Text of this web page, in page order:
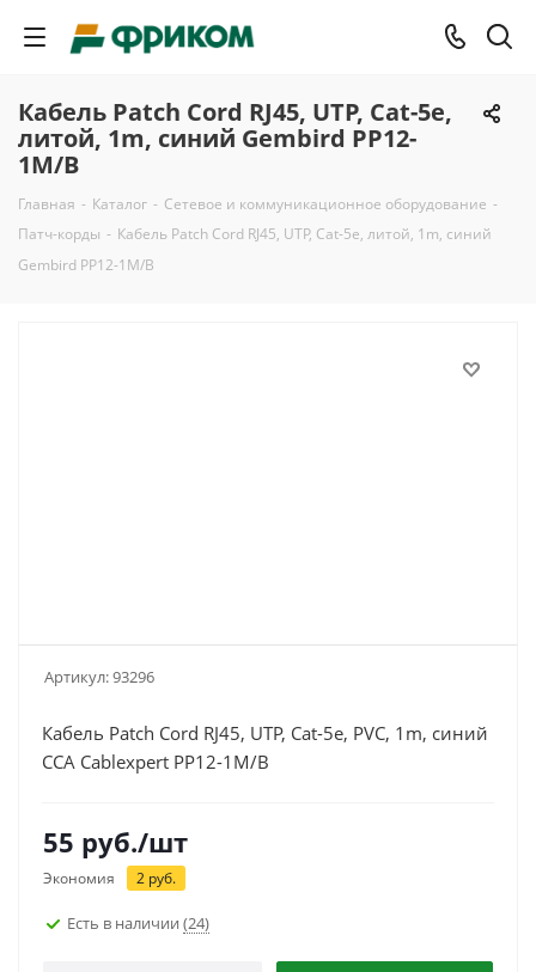
Кабель Patch Cord RJ45, UTP, Cat-5e,
литой, 1m, синий Gembird PP12-
1M/B
Главная - Каталог - Сетевое и коммуникационное оборудование -
Патч-корды - Кабель Patch Cord RJ45, UTP, Cat-5e, литой, 1m, синий
Gembird PP12-1M/B
Артикул:93296
Кабель Patch Cord RJ45, UTP, Cat-5e, PVC, 1m, синий
CCA Cablexpert PP12-1M/B
55 руб./шт
Экономия 2 руб.
Есть в наличии (24)